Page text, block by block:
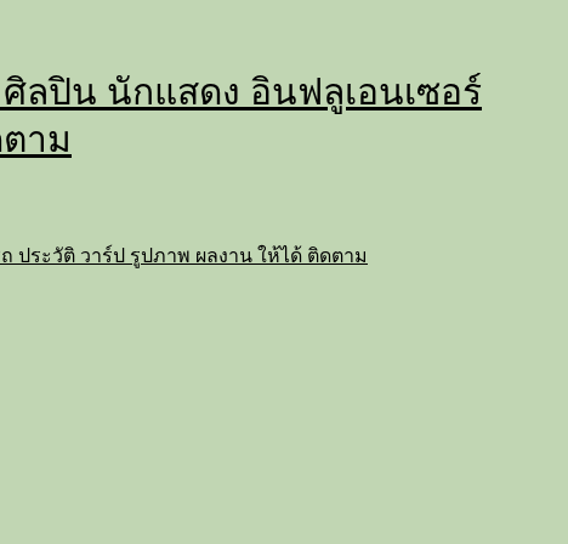
ลปิน นักแสดง อินฟลูเอนเซอร์
าม
ประวัติ วาร์ป รูปภาพ ผลงาน ให้ได้ ติดตาม